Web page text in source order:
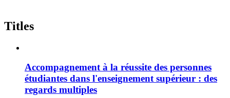
Titles
Accompagnement à la réussite des personnes
étudiantes dans l'enseignement supérieur : des
regards multiples